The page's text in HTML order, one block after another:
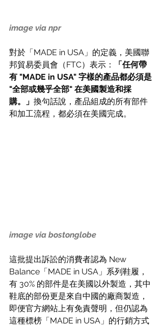
image via npr
對於「MADE in USA」的定義，美國聯
邦貿易委員會 （FTC） 表示：
「任何帶
有 "MADE in USA" 字樣的產品都必須是
"全部或幾乎全部" 在美國製造和採
購。」 換句話說，產品組成的所有部件
和加工流程，都必須在美國完成。
image via bostonglobe
這批提出訴訟的消費者認為 New
Balance「MADE in USA」系列鞋履，
有 30% 的部件是在美國以外製造，其中
鞋底的部份更是來自中國的廠商製造，
即便官方網站上有免責聲明，但仍認為
這種標榜「MADE in USA」的行銷方式